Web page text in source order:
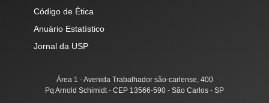
Código de Ética
Anuário Estatístico
Jornal da USP
Área 1 - Avenida Trabalhador são-carlense, 400
Pq Arnold Schimidt - CEP 13566-590 - São Carlos - SP